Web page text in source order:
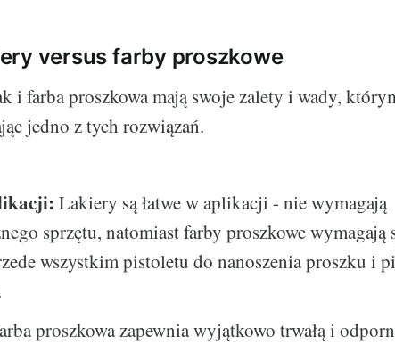
versus farby proszkowe
i farba proszkowa mają swoje zalety i wady,
jedno z tych rozwiązań.
Lakiery są łatwe w aplikacji - nie wymagają
sprzętu, natomiast farby proszkowe wymagają
wszystkim pistoletu do nanoszenia proszku i
proszkowa zapewnia wyjątkowo trwałą i